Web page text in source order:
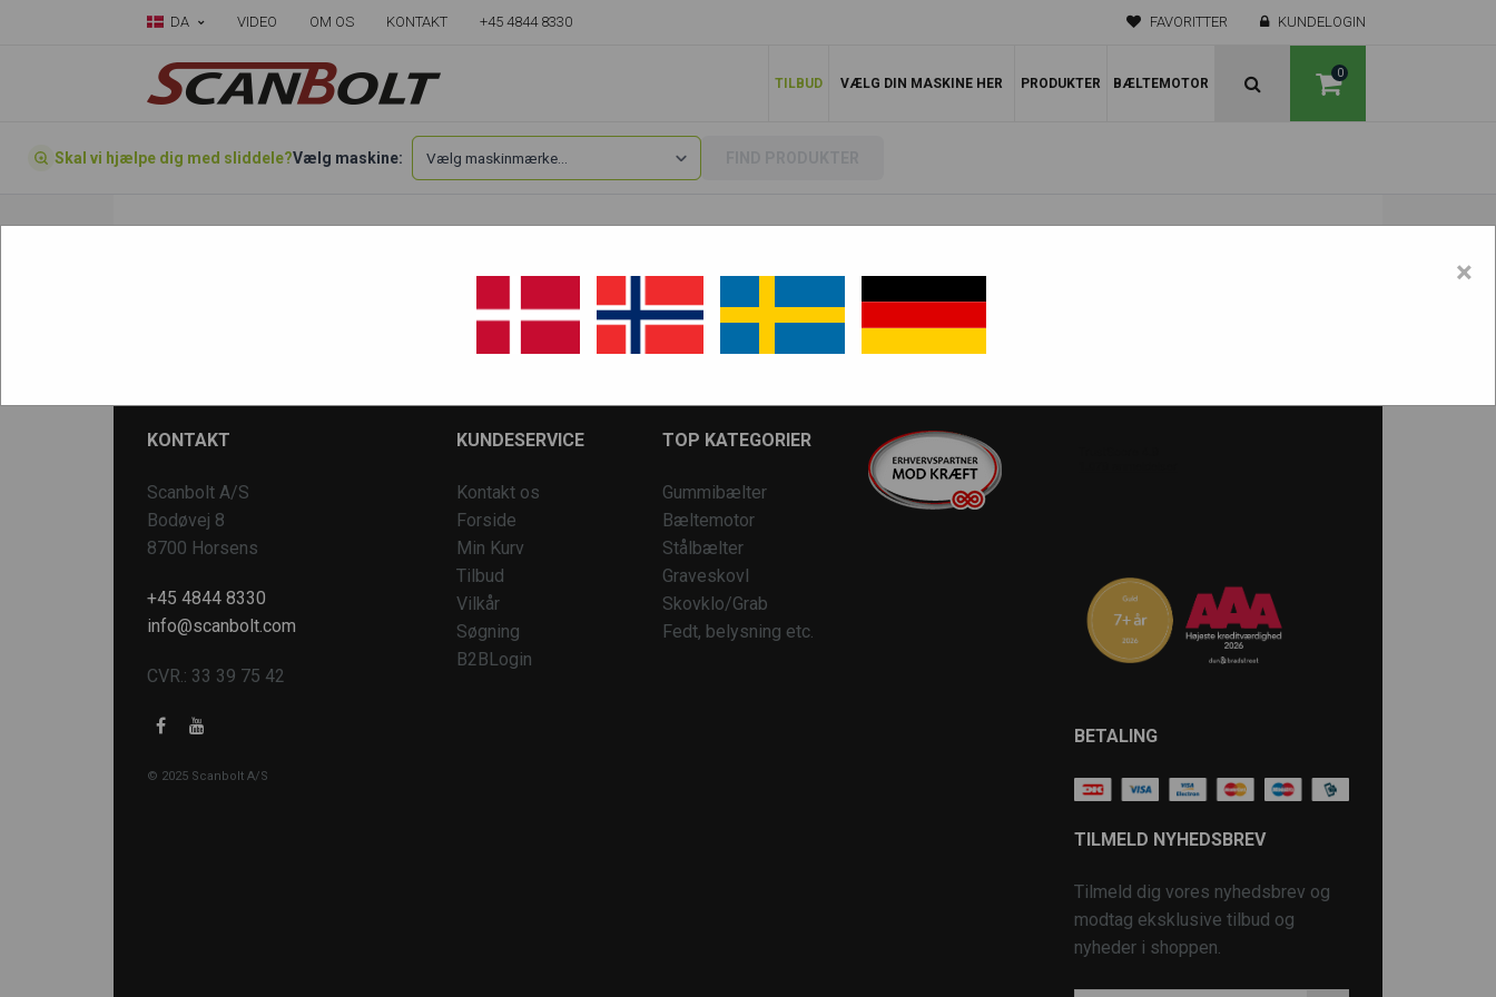
DA VIDEO OM OS KONTAKT +45 4844 8330 FAVORITTER KUNDELOGIN
0
TILBUD VÆLG DIN MASKINE HER PRODUKTER BÆLTEMOTOR
Skal vi hjælpe dig med sliddele?Vælg maskine:
EB11 - Ny version EB11 1°
KONTAKT
Scanbolt A/S
Bodøvej 8
8700 Horsens
+45 4844 8330
info@scanbolt.com
CVR.: 33 39 75 42
© 2025 Scanbolt A/S
KUNDESERVICE
Kontakt os
Forside
Min Kurv
Tilbud
Vilkår
Søgning
B2BLogin
TOP KATEGORIER
Gummibælter
Bæltemotor
Stålbælter
Graveskovl
Skovklo/Grab
Fedt, belysning etc.
BETALING
TILMELD NYHEDSBREV
Tilmeld dig vores nyhedsbrev og
modtag eksklusive tilbud og
nyheder i shoppen.
×